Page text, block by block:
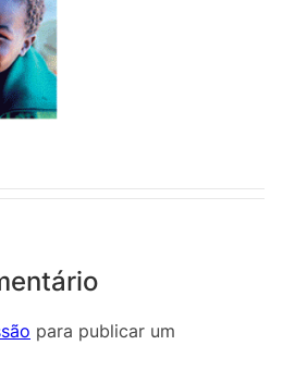
para publicar um